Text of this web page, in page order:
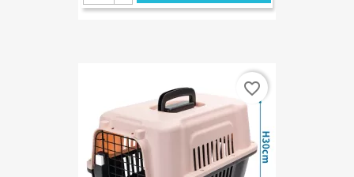
favorite_border